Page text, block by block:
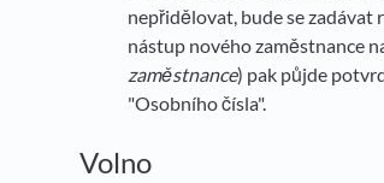
nepřidělovat, bude se
nástup nového zaměstnance
zaměstnance) pak půjde
"Osobního čísla".
Volno